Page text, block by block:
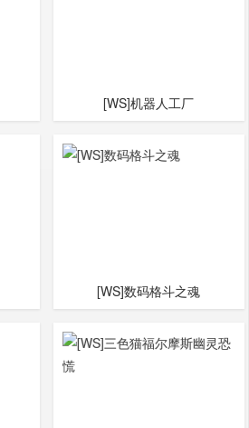
[WS]机器人工厂
[WS]数码格斗之魂